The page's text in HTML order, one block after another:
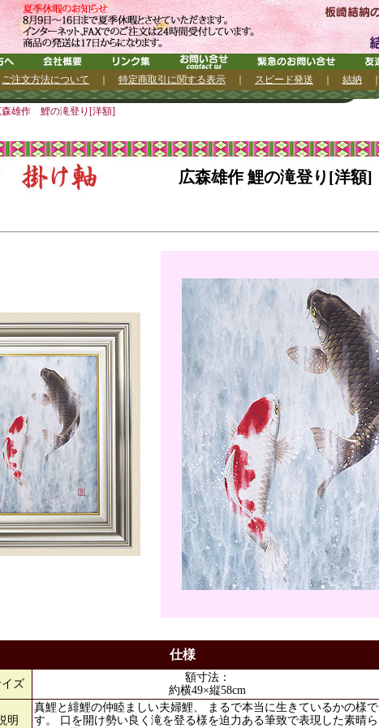
ご注文方法について 特定商取引に関する表示 スピード発送 結納
森雄作 鯉の滝登り[洋額]
広森雄作 鯉の滝登り[洋額]
仕様
ズ
額寸法：
約横49×縦58cm
明
真鯉と緋鯉の仲睦ましい夫婦鯉、 まるで本当に生きているかの様で
す。 口を開け勢い良く滝を登る様を迫力ある筆致で表現した素晴ら